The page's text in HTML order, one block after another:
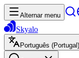
Alternar menu
Skyalo
Português (Portugal)